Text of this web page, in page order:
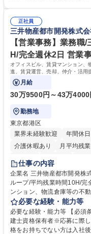
インテリア事務（部署内ア
ンスキルや問題解決能力が
ームとの協力や新しいアイ
働けます。 【歓迎】 ■イン
れている方 学歴・資格 学歴：大学院 大学 高専 短大 専修学校 語学力： 資
格：
正社員
三井物産都市開発株式
【営業事務】業務職
H/完全週休2日 営業
オフィスビル、賃貸マンション、
進、賃貸運営、売却、仲介・活用
ます。
月給
30万9500円～43万4000
勤務地
東京都港区
業界未経験歓迎
年間休
介護休暇あり
月平均残
在宅OK
賞与あり
駅近5分以内
土日祝休み
仕事の内容
企業名 三井物産都市開発株式会社 求人名 【営業事務】業務
ループ/平均残業時間10H/完全週休2日 仕事の内容 オ
ンション、物流倉庫等の不
貸運営、売却、仲介・活用
いただきます。 【詳細】・契約書管理、契約書製本、捺印対応、ファイリ
ング、登記簿取得、調書取
求・支払データ登録、取引
必要な経験・能力等
必要な経験・能力等 【必須
建士資格保有者※応募に際
格をお持ちでない方は入社